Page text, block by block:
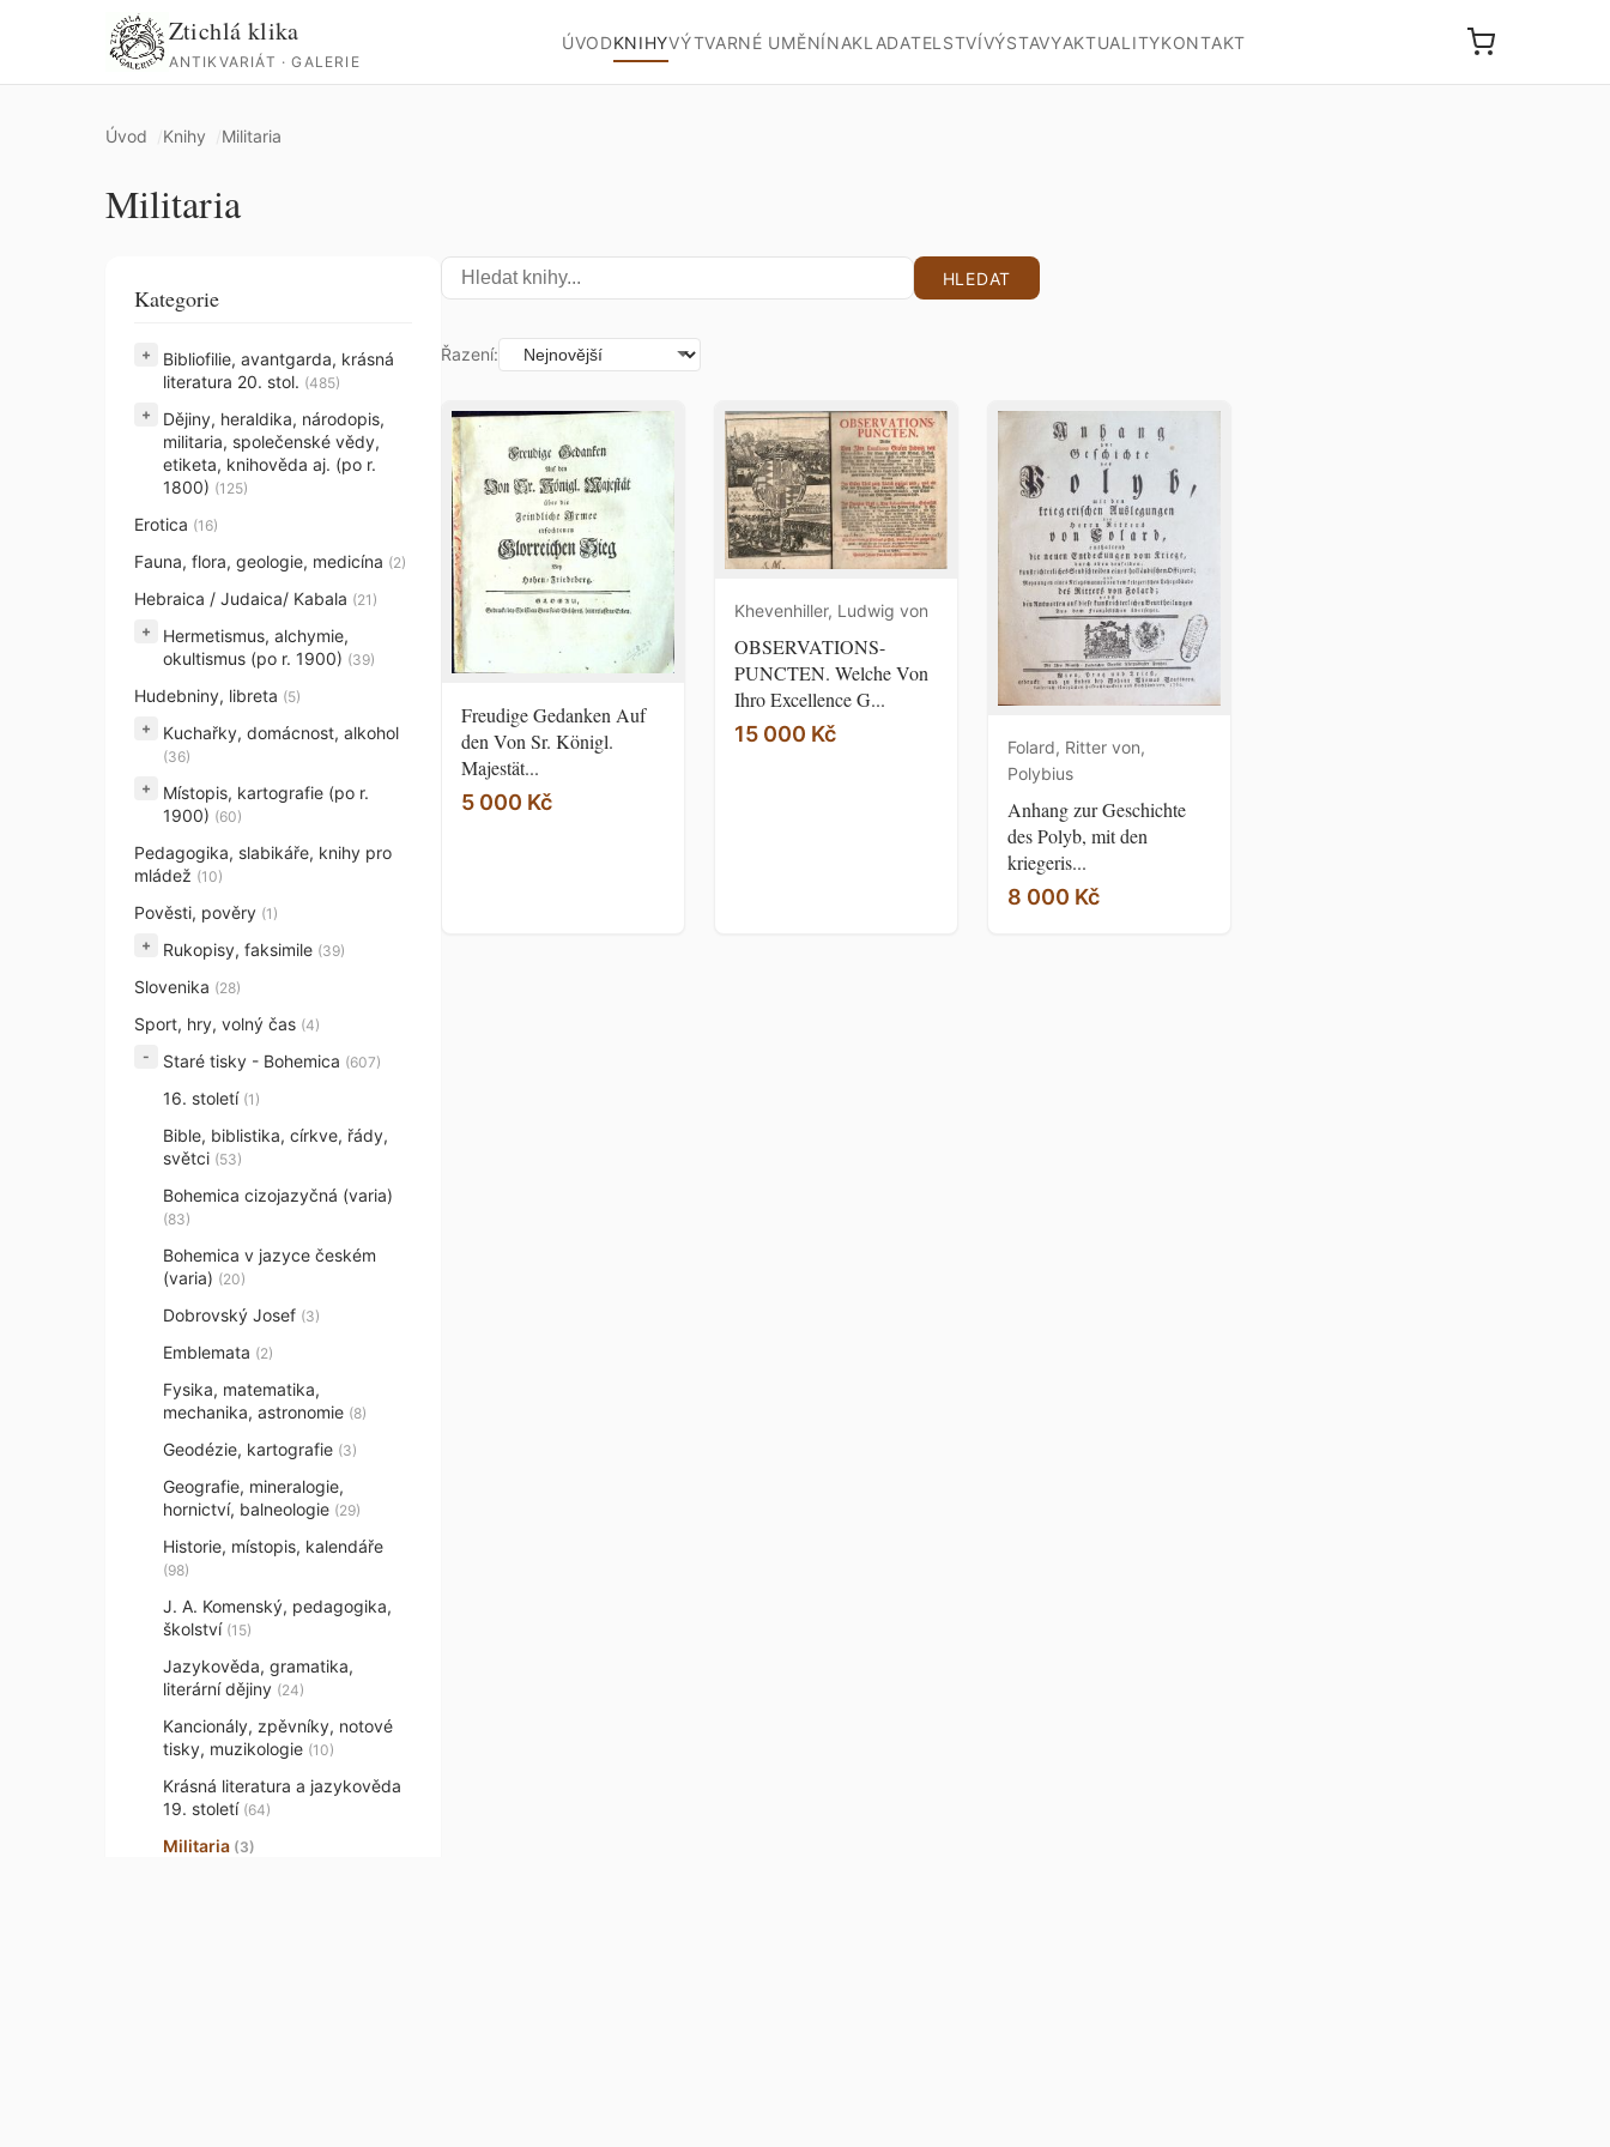
Ztichlá klika
ANTIKVARIÁT · GALERIE
ÚVODKNIHYVÝTVARNÉ UMĚNÍNAKLADATELSTVÍVÝSTAVYAKTUALITYKONTAKT
Úvod Knihy Militaria
Militaria
Kategorie
+
Bibliofilie, avantgarda, krásná
literatura 20. stol. (485)
+
Dějiny, heraldika, národopis,
militaria, společenské vědy,
etiketa, knihověda aj. (po r.
1800) (125)
Erotica (16)
Fauna, flora, geologie, medicína (2)
Hebraica / Judaica/ Kabala (21)
+
Hermetismus, alchymie,
okultismus (po r. 1900) (39)
Hudebniny, libreta (5)
+
Kuchařky, domácnost, alkohol
(36)
+
Místopis, kartografie (po r.
1900) (60)
Pedagogika, slabikáře, knihy pro
mládež (10)
Pověsti, pověry (1)
+
Rukopisy, faksimile (39)
Slovenika (28)
Sport, hry, volný čas (4)
Staré tisky - Bohemica (607)
16. století (1)
Bible, biblistika, církve, řády,
světci (53)
Bohemica cizojazyčná (varia)
(83)
Bohemica v jazyce českém
(varia) (20)
Dobrovský Josef (3)
Emblemata (2)
Fysika, matematika,
mechanika, astronomie (8)
Geodézie, kartografie (3)
Geografie, mineralogie,
hornictví, balneologie (29)
Historie, místopis, kalendáře
(98)
J. A. Komenský, pedagogika,
školství (15)
Jazykověda, gramatika,
literární dějiny (24)
Kancionály, zpěvníky, notové
tisky, muzikologie (10)
Krásná literatura a jazykověda
19. století (64)
Militaria (3)
HLEDAT
Řazení:
Freudige Gedanken Auf
den Von Sr. Königl.
Majestät...
5 000 Kč
Khevenhiller, Ludwig von
OBSERVATIONS-
PUNCTEN. Welche Von
Ihro Excellence G...
15 000 Kč
Folard, Ritter von,
Polybius
Anhang zur Geschichte
des Polyb, mit den
kriegeris...
8 000 Kč